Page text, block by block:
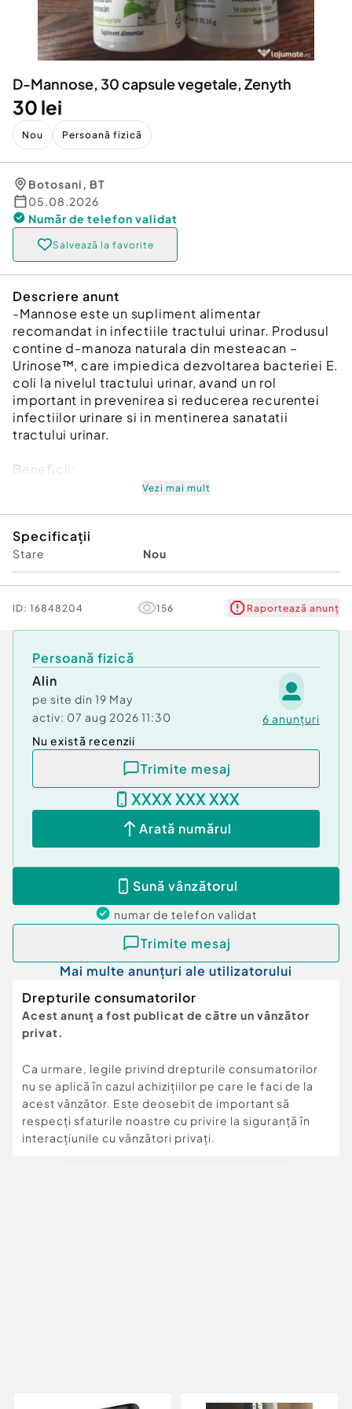
Servicii
Animale de companie
Afaceri și echipamente profesionale
Inchiriere Bunuri si Vehicule
Utilaje agricole si industriale
Piese auto si accesorii
Dacia Duster
D-Mannose, 30 capsule vegetale, Zenyth
30 lei
Nou Persoană fizică
Botosani, BT
05.08.2026
Număr de telefon validat
Salvează la favorite
Descriere anunt
-Mannose este un supliment alimentar
recomandat in infectiile tractului urinar. Produsul
contine d-manoza naturala din mesteacan –
Urinose™, care impiedica dezvoltarea bacteriei E.
coli la nivelul tractului urinar, avand un rol
important in prevenirea si reducerea recurentei
infectiilor urinare si in mentinerea sanatatii
tractului urinar.
Beneficii:
Sustinerea echilibrului florei microbiene;
Reducerea populatiilor de bacterii patogene in
tractul urinar;
Reducerea inflamatiei;
Reducerea recurentei infectiilor urinare si a nevoii
Ingrediente/capsula: D-manoza (Urinose) – 550
mg; capsula vegetala: hipromeloza.
Nu contine lactoza, gluten, soia, stearat de
magneziu, indulcitori artificiali sau aditivi chimici!
ID: 295610586
Vezi mai mult
Specificații
Stare Nou
ID: 16848204 156 Raportează anunț
Persoană fizică
Alin
pe site din 19 May
activ: 07 aug 2026 11:30 6 anunțuri
Nu există recenzii
Trimite mesaj
XXXX XXX XXX
Arată numărul
Sună vânzătorul
numar de telefon validat
Trimite mesaj
Mai multe anunțuri ale utilizatorului
Drepturile consumatorilor
Acest anunț a fost publicat de către un vânzător
privat.
Ca urmare, legile privind drepturile consumatorilor
nu se aplică în cazul achizițiilor pe care le faci de la
acest vânzător. Este deosebit de important să
respecți sfaturile noastre cu privire la siguranță în
interacțiunile cu vânzători privați.